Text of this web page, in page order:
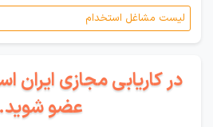
لیست مشاغل استخدام
در کاریابی مجازی ایران
عضو